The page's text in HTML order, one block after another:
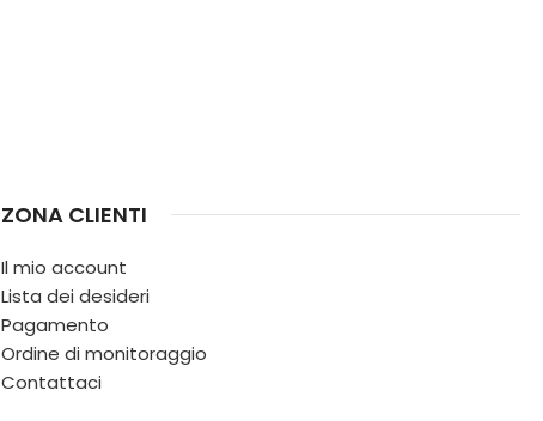
ZONA CLIENTI
Il mio account
Lista dei desideri
Pagamento
Ordine di monitoraggio
Contattaci